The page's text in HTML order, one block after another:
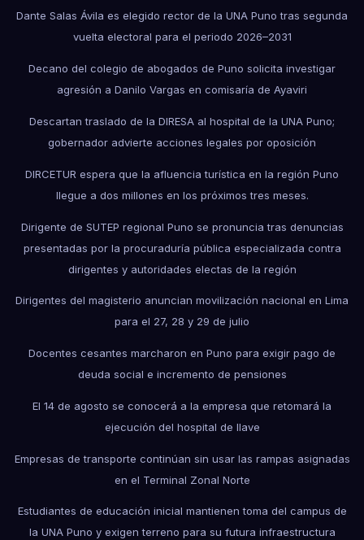
Dante Salas Ávila es elegido rector de la UNA Puno tras segunda
vuelta electoral para el periodo 2026–2031
Decano del colegio de abogados de Puno solicita investigar
agresión a Danilo Vargas en comisaría de Ayaviri
Descartan traslado de la DIRESA al hospital de la UNA Puno;
gobernador advierte acciones legales por oposición
DIRCETUR espera que la afluencia turística en la región Puno
llegue a dos millones en los próximos tres meses.
Dirigente de SUTEP regional Puno se pronuncia tras denuncias
presentadas por la procuraduría pública especializada contra
dirigentes y autoridades electas de la región
Dirigentes del magisterio anuncian movilización nacional en Lima
para el 27, 28 y 29 de julio
Docentes cesantes marcharon en Puno para exigir pago de
deuda social e incremento de pensiones
El 14 de agosto se conocerá a la empresa que retomará la
ejecución del hospital de Ilave
Empresas de transporte continúan sin usar las rampas asignadas
en el Terminal Zonal Norte
Estudiantes de educación inicial mantienen toma del campus de
la UNA Puno y exigen terreno para su futura infraestructura